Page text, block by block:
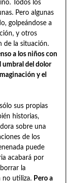
Todos los
Pero algunas
golpeándose a
y otros
de la situación.
a los niños con
umbral del dolor
y el
sus propias
historias,
sobre una
de los
puede
acabará por
la
no utiliza. Pero a